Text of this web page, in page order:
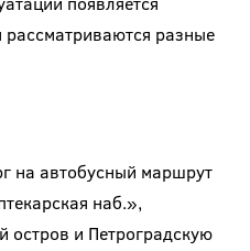
разные
на автобусный маршрут
наб.»,
остров и Петроградскую